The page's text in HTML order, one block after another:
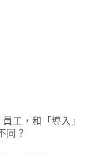
工，和「導入」
同？